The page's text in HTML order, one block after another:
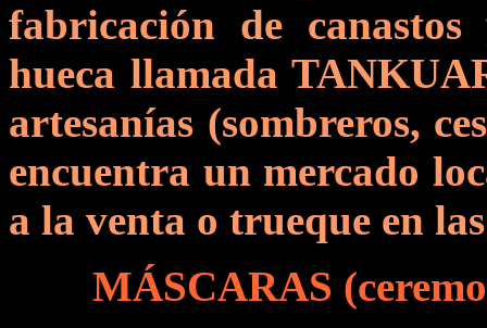
fabricación de
hueca llamada
artesanías (sombreros,
encuentra un mercado
a la venta o trueque en
MÁSCARAS